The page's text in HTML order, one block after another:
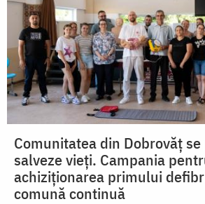
Comunitatea din Dobrovăț
salveze vieți. Campania
achiziționarea primului
comună continuă